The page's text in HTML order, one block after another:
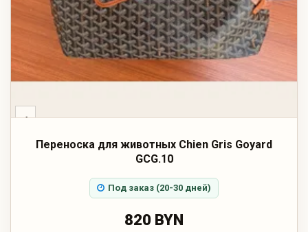
‹
Переноска для животных Chien Gris Goyard
GCG.10
Под заказ (20-30 дней)
820 BYN